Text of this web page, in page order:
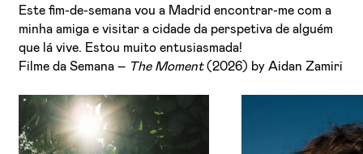
Este fim-de-semana vou a Madrid encontrar-me com a
minha amiga e visitar a cidade da perspetiva de alguém
que lá vive. Estou muito entusiasmada!
Filme da Semana – The Moment(2026) by Aidan Zamiri